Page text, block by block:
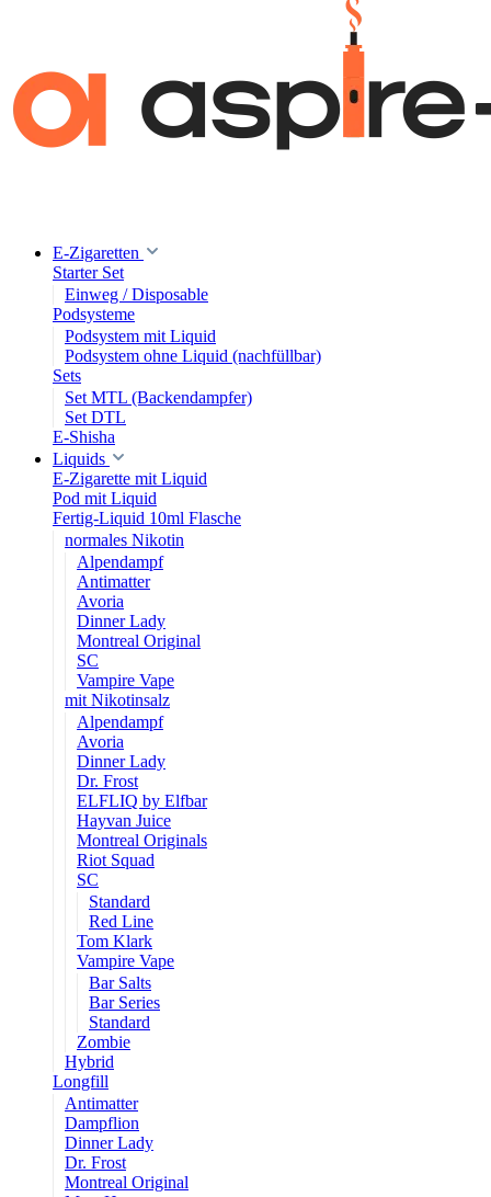
E-Zigaretten
Starter Set
Einweg / Disposable
Podsysteme
Podsystem mit Liquid
Podsystem ohne Liquid (nachfüllbar)
Sets
Set MTL (Backendampfer)
Set DTL
E-Shisha
Liquids
E-Zigarette mit Liquid
Pod mit Liquid
Fertig-Liquid 10ml Flasche
normales Nikotin
Alpendampf
Antimatter
Avoria
Dinner Lady
Montreal Original
SC
Vampire Vape
mit Nikotinsalz
Alpendampf
Avoria
Dinner Lady
Dr. Frost
ELFLIQ by Elfbar
Hayvan Juice
Montreal Originals
Riot Squad
SC
Standard
Red Line
Tom Klark
Vampire Vape
Bar Salts
Bar Series
Standard
Zombie
Hybrid
Longfill
Antimatter
Dampflion
Dinner Lady
Dr. Frost
Montreal Original